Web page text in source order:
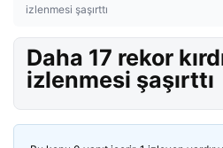
izlenmesi şaşırttı
Daha 17 rekor
izlenmesi şaşırttı